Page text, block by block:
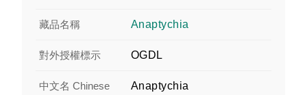
藏品名稱 Anaptychia
對外授權標示 OGDL
中文名 Chinese
Anaptychia